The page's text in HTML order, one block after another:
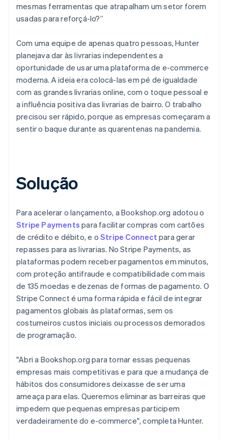
mesmas ferramentas que atrapalham um setor forem
usadas para reforçá-lo?”
Com uma equipe de apenas quatro pessoas, Hunter
planejava dar às livrarias independentes a
oportunidade de usar uma plataforma de e-commerce
moderna. A ideia era colocá-las em pé de igualdade
com as grandes livrarias online, com o toque pessoal e
a influência positiva das livrarias de bairro. O trabalho
precisou ser rápido, porque as empresas começaram a
sentir o baque durante as quarentenas na pandemia.
Solução
Para acelerar o lançamento, a Bookshop.org adotou o
Stripe Payments para facilitar compras com cartões
de crédito e débito, e o Stripe Connect para gerar
repasses para as livrarias. No Stripe Payments, as
plataformas podem receber pagamentos em minutos,
com proteção antifraude e compatibilidade com mais
de 135 moedas e dezenas de formas de pagamento. O
Stripe Connect é uma forma rápida e fácil de integrar
pagamentos globais às plataformas, sem os
costumeiros custos iniciais ou processos demorados
de programação.
"Abri a Bookshop.org para tornar essas pequenas
empresas mais competitivas e para que a mudança de
hábitos dos consumidores deixasse de ser uma
ameaça para elas. Queremos eliminar as barreiras que
impedem que pequenas empresas participem
verdadeiramente do e-commerce", completa Hunter.